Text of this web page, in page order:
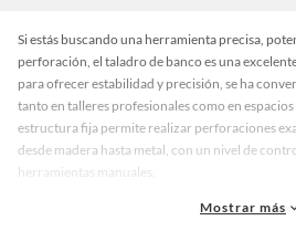
Si estás buscando una herramienta precisa,
perforación, el taladro de banco es una
para ofrecer estabilidad y precisión, se ha
tanto en talleres profesionales como en
estructura fija permite realizar perforaciones
desde madera hasta metal, con un nivel de
herramientas manuales.
Existen diferentes tipos de taladro de banco que
Mostrar más